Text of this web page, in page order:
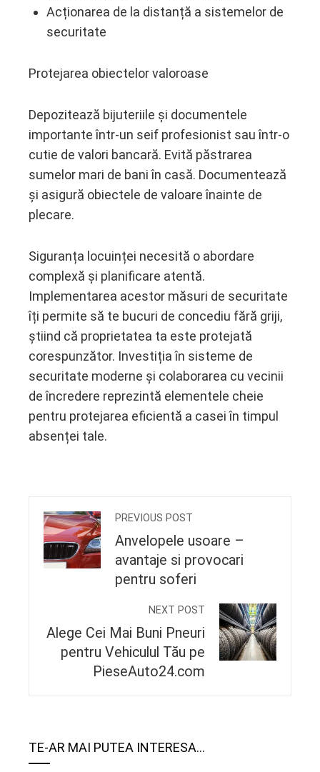
Acționarea de la distanță a sistemelor de
securitate
Protejarea obiectelor valoroase
Depozitează bijuteriile și documentele
importante într-un seif profesionist sau într-o
cutie de valori bancară. Evită păstrarea
sumelor mari de bani în casă. Documentează
și asigură obiectele de valoare înainte de
plecare.
Siguranța locuinței necesită o abordare
complexă și planificare atentă.
Implementarea acestor măsuri de securitate
îți permite să te bucuri de concediu fără griji,
știind că proprietatea ta este protejată
corespunzător. Investiția în sisteme de
securitate moderne și colaborarea cu vecinii
de încredere reprezintă elementele cheie
pentru protejarea eficientă a casei în timpul
absenței tale.
PREVIOUS POST
Anvelopele usoare –
avantaje si provocari
pentru soferi
NEXT POST
Alege Cei Mai Buni Pneuri
pentru Vehiculul Tău pe
PieseAuto24.com
TE-AR MAI PUTEA INTERESA...